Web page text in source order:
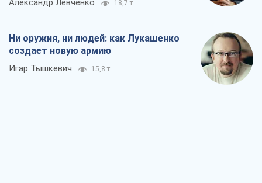
Александр Левченко 18,7 т.
Ни оружия, ни людей: как Лукашенко
создает новую армию
Игар Тышкевич 15,8 т.